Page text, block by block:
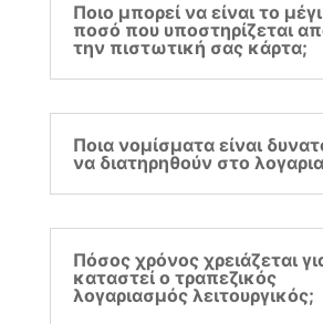
Ποιο μπορεί να είναι το
ποσό που υποστηρίζεται
την πιστωτική σας κάρτα;
Ποια νομίσματα είναι
να διατηρηθούν στο
Πόσος χρόνος χρειάζεται
καταστεί ο τραπεζικός
λογαριασμός λειτουργικός;